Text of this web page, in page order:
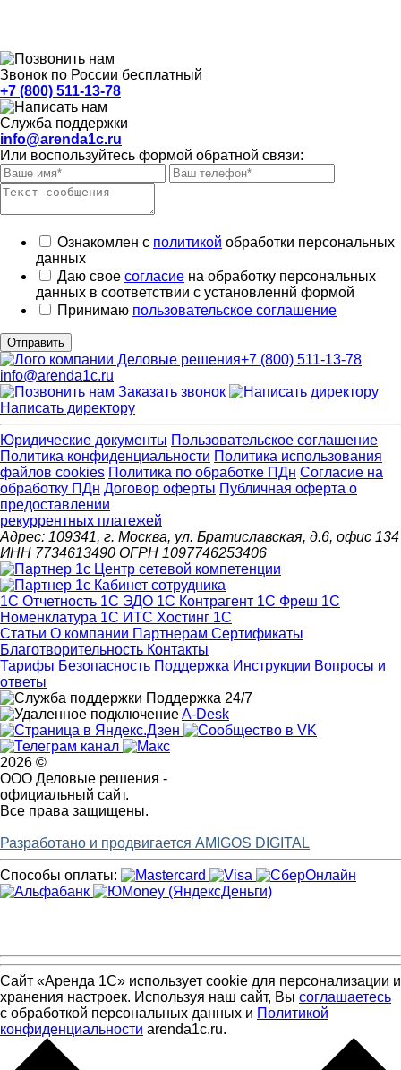
Звонок по России бесплатный
+7 (800) 511-13-78
Служба поддержки
info@arenda1c.ru
Или воспользуйтесь формой обратной связи:
Ознакомлен с политикой обработки персональных
данных
Даю свое согласие на обработку персональных
данных в соответствии с установленнй формой
Принимаю пользовательское соглашение
Отправить
+7 (800) 511-13-78
info@arenda1c.ru
Заказать звонок
Написать директору
Юридические документы Пользовательское соглашение
Политика конфиденциальности Политика использования
файлов cookies Политика по обработке ПДн Cогласие на
обработку ПДн Договор оферты Публичная оферта о
предоставлении
рекуррентных платежей
Адрес: 109341, г. Москва, ул. Братиславская, д.6, офис 134
ИНН 7734613490 ОГРН 1097746253406
1С Отчетность 1С ЭДО 1С Контрагент 1С Фреш 1С
Номенклатура 1С ИТС Хостинг 1С
Статьи О компании Партнерам Сертификаты
Благотворительность Контакты
Тарифы Безопасность Поддержка Инструкции Вопросы и
ответы
Поддержка 24/7
A-Desk
2026 ©
ООО Деловые решения -
официальный сайт.
Все права защищены.
Разработано и продвигается AMIGOS DIGITAL
Способы оплаты:
Сайт «Аренда 1С» использует cookie для персонализации и
хранения настроек. Используя наш сайт, Вы соглашаетесь
с обработкой персональных данных и Политикой
конфиденциальности arenda1c.ru.